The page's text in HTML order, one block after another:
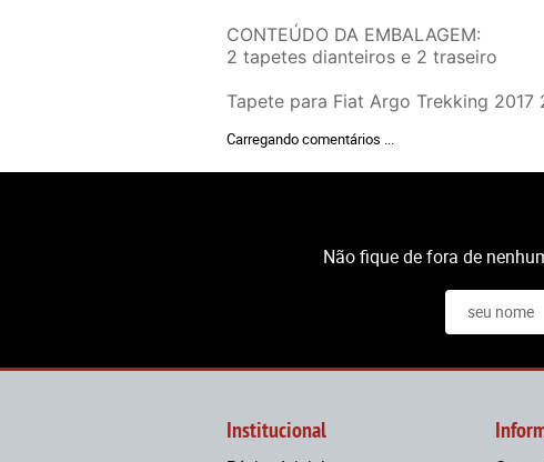
CONTEÚDO DA EMBALAGEM:
2 tapetes dianteiros e 2 traseiro
Tapete para Fiat Argo Trekking
Carregando comentários ...
Não fique de fora de
Institucional